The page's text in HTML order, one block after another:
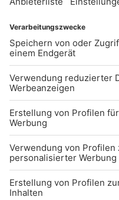
Kontakt
Jobs
Sendeempfang
Über uns